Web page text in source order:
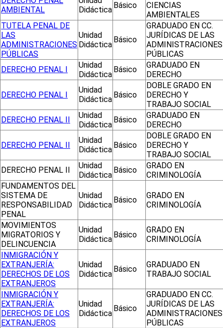
AMBIENTAL
Didáctica Básico
CIENCIAS
AMBIENTALES
TUTELA PENAL DE
LAS
ADMINISTRACIONES
PÚBLICAS
Unidad
Didáctica
Básico
GRADUADO EN CC.
JURÍDICAS DE LAS
ADMINISTRACIONES
PÚBLICAS
DERECHO PENAL I
Unidad
Didáctica
Básico
GRADUADO EN
DERECHO
DERECHO PENAL I
Unidad
Didáctica Básico
DOBLE GRADO EN
DERECHO Y
TRABAJO SOCIAL
DERECHO PENAL II
Unidad
Didáctica
Básico
GRADUADO EN
DERECHO
DERECHO PENAL II
Unidad
Didáctica Básico
DOBLE GRADO EN
DERECHO Y
TRABAJO SOCIAL
DERECHO PENAL II
Unidad
Didáctica
Básico
GRADO EN
CRIMINOLOGÍA
FUNDAMENTOS DEL
SISTEMA DE
RESPONSABILIDAD
PENAL
Unidad
Didáctica
Básico
GRADO EN
CRIMINOLOGÍA
MOVIMIENTOS
MIGRATORIOS Y
DELINCUENCIA
Unidad
Didáctica Básico
GRADO EN
CRIMINOLOGÍA
INMIGRACIÓN Y
EXTRANJERÍA:
DERECHOS DE LOS
EXTRANJEROS
Unidad
Didáctica
Básico
GRADUADO EN
TRABAJO SOCIAL
INMIGRACIÓN Y
EXTRANJERÍA:
DERECHOS DE LOS
EXTRANJEROS
Unidad
Didáctica
Básico
GRADUADO EN CC.
JURÍDICAS DE LAS
ADMINISTRACIONES
PÚBLICAS